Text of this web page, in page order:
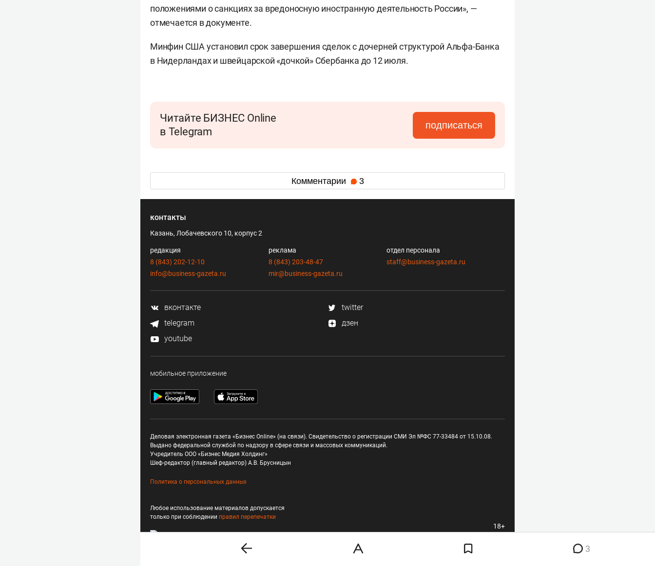
положениями о санкциях за вредоносную иностранную деятельность России», —
отмечается в документе.
Минфин США установил срок завершения сделок с дочерней структурой Альфа-Банка
в Нидерландах и швейцарской «дочкой» Сбербанка до 12 июля.
Читайте БИЗНЕС Online
в Telegram
подписаться
Комментарии 3
3
контакты
Казань, Лобачевского 10, корпус 2
редакция
8 (843) 202-12-10
info@business-gazeta.ru
реклама
8 (843) 203-48-47
mir@business-gazeta.ru
отдел персонала
staff@business-gazeta.ru
вконтакте
twitter
telegram
дзен
youtube
мобильное приложение
Деловая электронная газета «Бизнес Online» (на связи). Свидетельство о регистрации СМИ Эл №ФС 77-33484 от 15.10.08.
Выдано федеральной службой по надзору в сфере связи и массовых коммуникаций.
Учредитель ООО «Бизнес Медия Холдинг»
Шеф-редактор (главный редактор) А.В. Брусницын
Политика о персональных данных
Любое использование материалов допускается
только при соблюдении правил перепечатки
18+